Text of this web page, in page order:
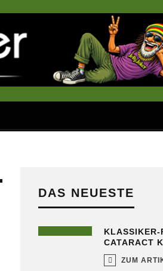
DAS NEUESTE
KLASSIKER-
CATARACT
ZUM